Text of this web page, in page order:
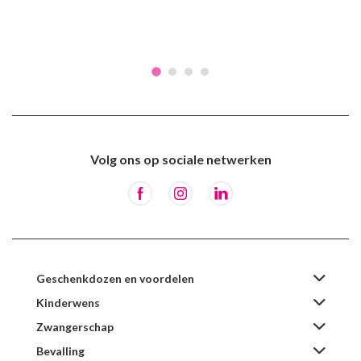
Volg ons op sociale netwerken
Geschenkdozen en voordelen
Kinderwens
Zwangerschap
Bevalling